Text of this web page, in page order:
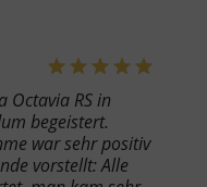
Octavia RS in
begeistert.
war sehr positiv
vorstellt: Alle